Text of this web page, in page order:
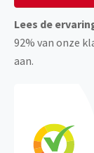
Lees de
92% van onze
aan.